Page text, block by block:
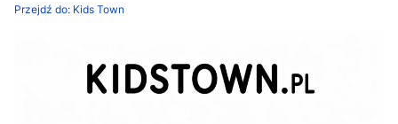
Przejdź do: Kids Town